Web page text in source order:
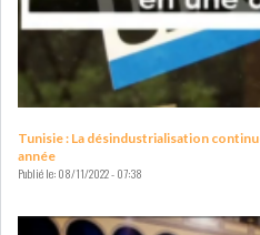
SECTEURS
Tunisie : La désindustrialisation
année
Publié le:08/11/2022 - 07:38